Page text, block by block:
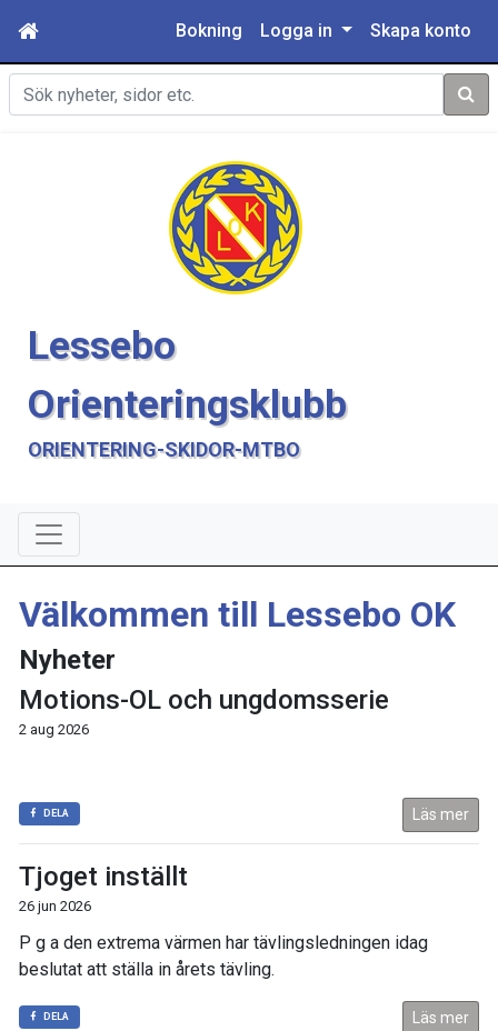
Bokning Logga in Skapa konto
Sök
Lessebo
Orienteringsklubb
ORIENTERING-SKIDOR-MTBO
Välkommen till Lessebo OK
Nyheter
Motions-OL och ungdomsserie
2 aug 2026
DELA Läs mer
Tjoget inställt
26 jun 2026
P g a den extrema värmen har tävlingsledningen idag
beslutat att ställa in årets tävling.
DELA Läs mer